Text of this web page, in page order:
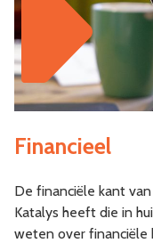
Financieel
De financiële kant
Katalys heeft die in
weten over financiële